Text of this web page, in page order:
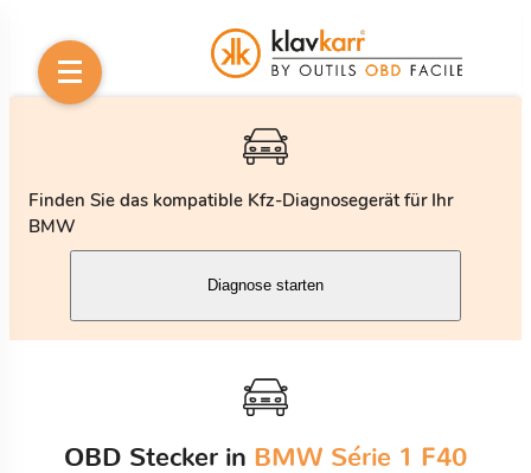
Finden Sie das kompatible Kfz-Diagnosegerät für Ihr
BMW
Diagnose starten
OBD Stecker in BMW Série 1 F40